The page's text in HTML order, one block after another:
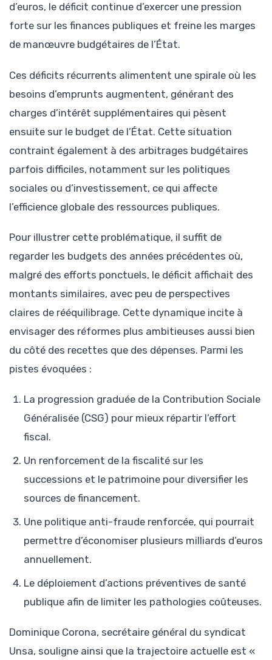
d’euros, le déficit continue d’exercer une pression
forte sur les finances publiques et freine les marges
de manœuvre budgétaires de l’État.
Ces déficits récurrents alimentent une spirale où les
besoins d’emprunts augmentent, générant des
charges d’intérêt supplémentaires qui pèsent
ensuite sur le budget de l’État. Cette situation
contraint également à des arbitrages budgétaires
parfois difficiles, notamment sur les politiques
sociales ou d’investissement, ce qui affecte
l’efficience globale des ressources publiques.
Pour illustrer cette problématique, il suffit de
regarder les budgets des années précédentes où,
malgré des efforts ponctuels, le déficit affichait des
montants similaires, avec peu de perspectives
claires de rééquilibrage. Cette dynamique incite à
envisager des réformes plus ambitieuses aussi bien
du côté des recettes que des dépenses. Parmi les
pistes évoquées :
La progression graduée de la Contribution Sociale
Généralisée (CSG) pour mieux répartir l’effort
fiscal.
Un renforcement de la fiscalité sur les
successions et le patrimoine pour diversifier les
sources de financement.
Une politique anti-fraude renforcée, qui pourrait
permettre d’économiser plusieurs milliards d’euros
annuellement.
Le déploiement d’actions préventives de santé
publique afin de limiter les pathologies coûteuses.
Dominique Corona, secrétaire général du syndicat
Unsa, souligne ainsi que la trajectoire actuelle est «